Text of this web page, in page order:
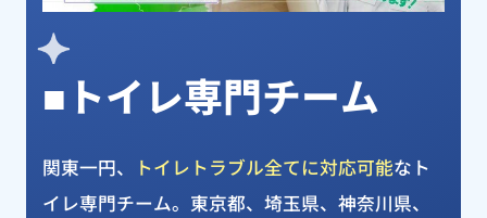
■トイレ専門チーム
関東一円、 トイレトラブル全てに対応可能なト
イレ専門チーム。東京都、埼玉県、神奈川県、